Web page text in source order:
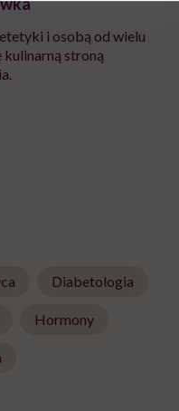
i osobą od wielu
kulinarną stroną
Diabetologia
Hormony